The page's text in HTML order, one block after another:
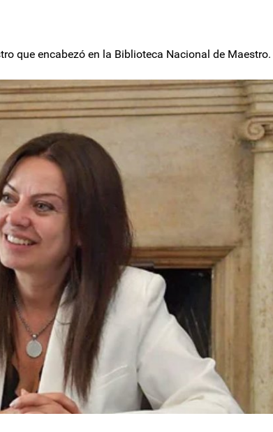
que encabezó en la Biblioteca Nacional de Maestro.